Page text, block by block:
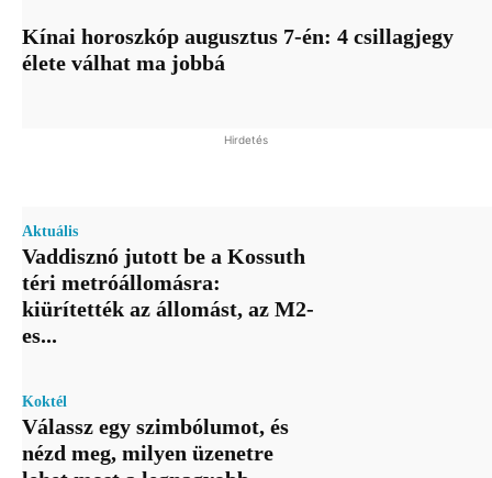
Kínai horoszkóp augusztus 7-én: 4 csillagjegy
élete válhat ma jobbá
Hirdetés
Aktuális
Vaddisznó jutott be a Kossuth
téri metróállomásra:
kiürítették az állomást, az M2-
es...
Koktél
Válassz egy szimbólumot, és
nézd meg, milyen üzenetre